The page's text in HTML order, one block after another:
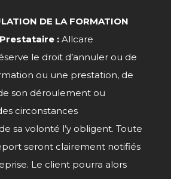
DE LA FORMATION
Prestataire :Allcare
le droit d’annuler ou de
ou une prestation, de
son déroulement ou
circonstances
sa volonté l’y obligent. Toute
seront clairement notifiés
Le client pourra alors